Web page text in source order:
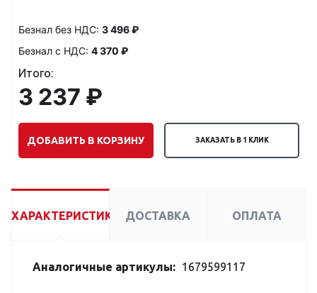
Безнал без НДС: 3 496 ₽
Безнал с НДС: 4 370 ₽
Итого:
3 237 ₽
ДОБАВИТЬ В КОРЗИНУ ЗАКАЗАТЬ В 1 КЛИК
ХАРАКТЕРИСТИКИ ДОСТАВКА ОПЛАТА
Аналогичные артикулы: 1679599117